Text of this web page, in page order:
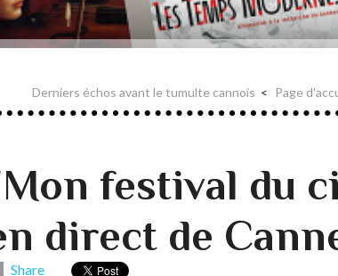
Derniers échos avant le tumulte cannois Page
festival du
direct de
Share